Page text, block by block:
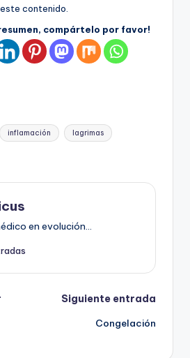
este contenido.
compártelo por favor!
inflamación lagrimas
en evolución...
Siguiente entrada
Congelación